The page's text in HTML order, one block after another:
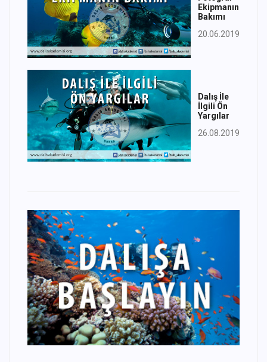
Ekipmanın
Bakımı
20.06.2019
Dalış İle
İlgili Ön
Yargılar
26.08.2019